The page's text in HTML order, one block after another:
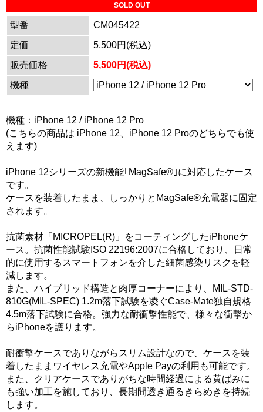
SOLD OUT
型番
CM045422
定価
5,500円(税込)
販売価格
5,500円(税込)
機種
機種：iPhone 12 / iPhone 12 Pro
(こちらの商品は iPhone 12、iPhone 12 Proのどちらでも使
えます)
iPhone 12シリーズの新機能｢MagSafe®｣に対応したケース
です。
ケースを装着したまま、しっかりとMagSafe®充電器に固定
されます。
抗菌素材「MICROPEL(R)」をコーティングしたiPhoneケ
ース。抗菌性能試験ISO 22196:2007に合格しており、日常
的に使用するスマートフォンを介した細菌感染リスクを軽
減します。
また、ハイブリッド構造と肉厚コーナーにより、MIL-STD-
810G(MIL-SPEC) 1.2m落下試験を凌ぐCase-Mate独自規格
4.5m落下試験に合格。強力な耐衝撃性能で、様々な衝撃か
らiPhoneを護ります。
耐衝撃ケースでありながらスリム設計なので、ケースを装
着したままワイヤレス充電やApple Payの利用も可能です。
また、クリアケースでありがちな時間経過による黄ばみに
も強い加工を施しており、長期間透き通るきらめきを持続
します。